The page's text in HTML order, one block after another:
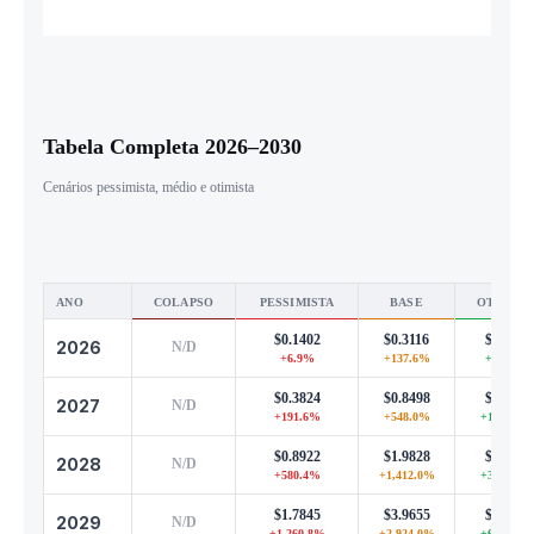
Tabela Completa 2026–2030
Cenários pessimista, médio e otimista
ANO COLAPSO PESSIMISTA BASE
2026 N/D $0.1402
+6.9%
$0.3116
+137.6%
$0.6855
+422.7%
2027 N/D $0.3824
+191.6%
$0.8498
+548.0%
$1.8695
2028 N/D $0.8922
+580.4%
$1.9828
+1,412.0%
$4.3621
2029 N/D $1.7845 $3.9655 $8.7241